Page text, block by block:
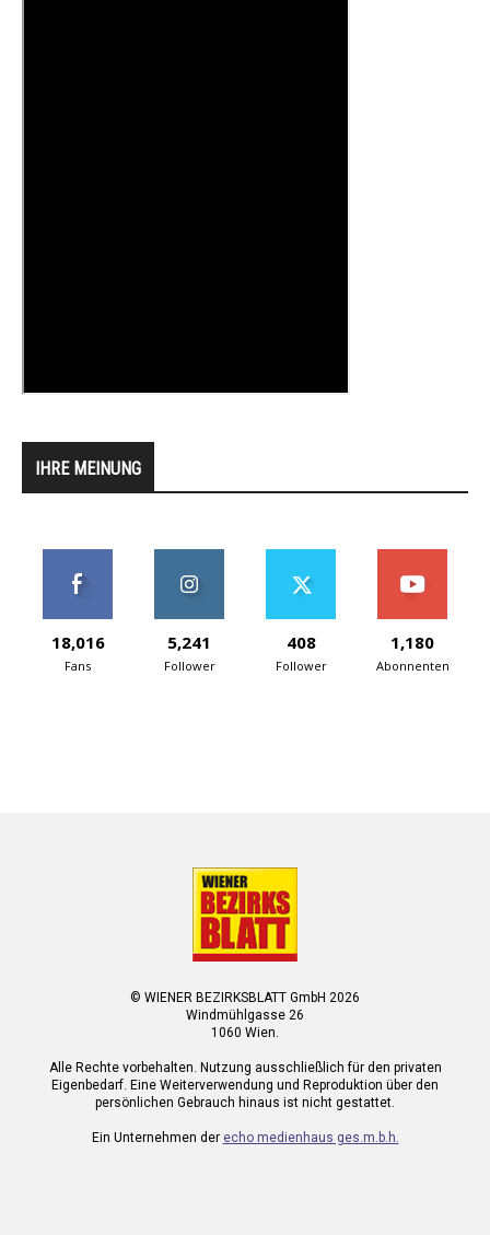
IHRE MEINUNG
18,016
Fans
5,241
Follower
408
Follower
1,180
Abonnenten
© WIENER BEZIRKSBLATT GmbH 2026
Windmühlgasse 26
1060 Wien.
Alle Rechte vorbehalten. Nutzung ausschließlich für den privaten
Eigenbedarf. Eine Weiterverwendung und Reproduktion über den
persönlichen Gebrauch hinaus ist nicht gestattet.
Ein Unternehmen der echo medienhaus ges.m.b.h.